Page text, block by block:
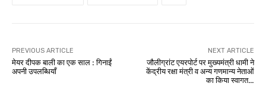
PREVIOUS ARTICLE
मेयर दीपक बाली का एक साल : गिनाईं
अपनी उपलब्धियाँ
NEXT ARTICLE
जौलीग्रांट एयरपोर्ट पर मुख्यमंत्री धामी ने
केंद्रीय रक्षा मंत्री व अन्य गणमान्य नेताओं
का किया स्वागत…